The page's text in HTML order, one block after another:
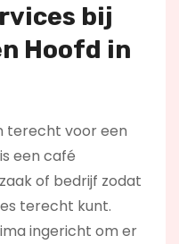
bij
Hoofd in
terecht voor een
een café
of bedrijf zodat
terecht kunt.
ingericht om er